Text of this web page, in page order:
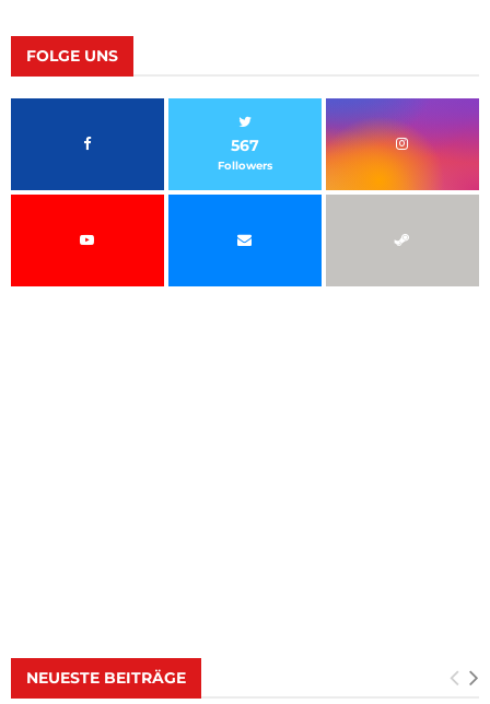
FOLGE UNS
567
Followers
NEUESTE BEITRÄGE